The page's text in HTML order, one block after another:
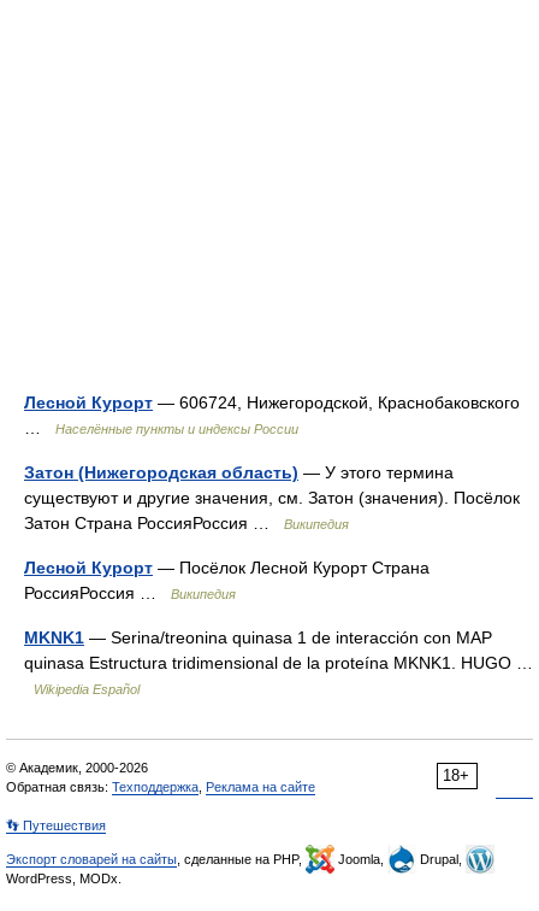
Лесной Курорт — 606724, Нижегородской, Краснобаковского
Населённые пункты и индексы России
Затон (Нижегородская область) — У этого термина
существуют и другие значения, см. Затон (значения). Посёлок
Затон Страна РоссияРоссия …
Википедия
Лесной Курорт — Посёлок Лесной Курорт Страна
РоссияРоссия …
Википедия
MKNK1 — Serina/treonina quinasa 1 de interacción con MAP
quinasa Estructura tridimensional de la proteína MKNK1. HUGO …
Wikipedia Español
18+
© Академик, 2000-2026
Обратная связь: Техподдержка Реклама на сайте
👣 Путешествия
Экспорт словарей на сайты , сделанные на PHP, Joomla,
Drupal,
WordPress, MODx.